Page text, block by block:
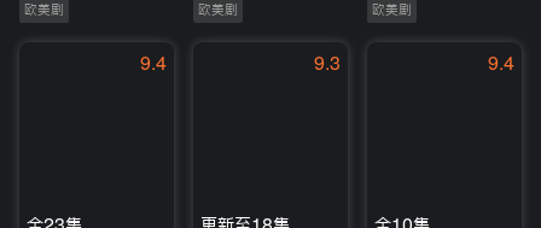
欧美剧 欧美剧 欧美剧
9.4 9.3 9.4